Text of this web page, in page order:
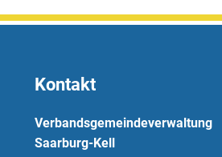
Kontakt
Verbandsgemeindeverwaltung
Saarburg-Kell